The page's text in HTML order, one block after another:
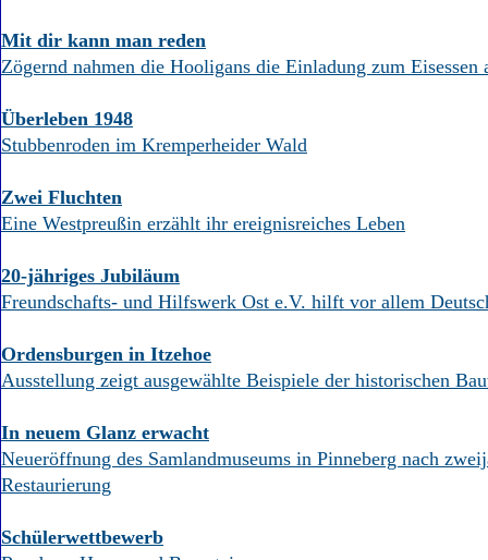
Mit dir kann man reden
Zögernd nahmen die Hooligans die Einladung zum Eisessen
Überleben 1948
Stubbenroden im Kremperheider Wald
Zwei Fluchten
Eine Westpreußin erzählt ihr ereignisreiches Leben
20-jähriges Jubiläum
Freundschafts- und Hilfswerk Ost e.V. hilft vor allem
Ordensburgen in Itzehoe
Ausstellung zeigt ausgewählte Beispiele der historischen
In neuem Glanz erwacht
Neueröffnung des Samlandmuseums in Pinneberg nach
Restaurierung
Schülerwettbewerb